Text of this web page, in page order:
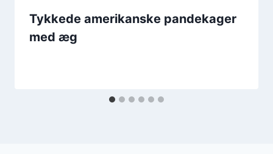
Tykkede amerikanske pandekager
med æg